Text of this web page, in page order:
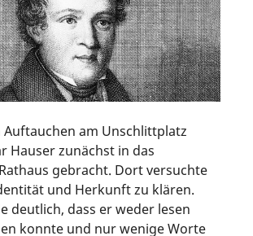
Auftauchen am Unschlittplatz
Hauser zunächst in das
gebracht. Dort versuchte
und Herkunft zu klären.
deutlich, dass er weder lesen
konnte und nur wenige Worte